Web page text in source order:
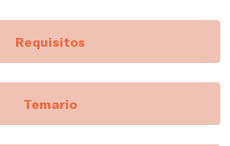
Requisitos
Temario